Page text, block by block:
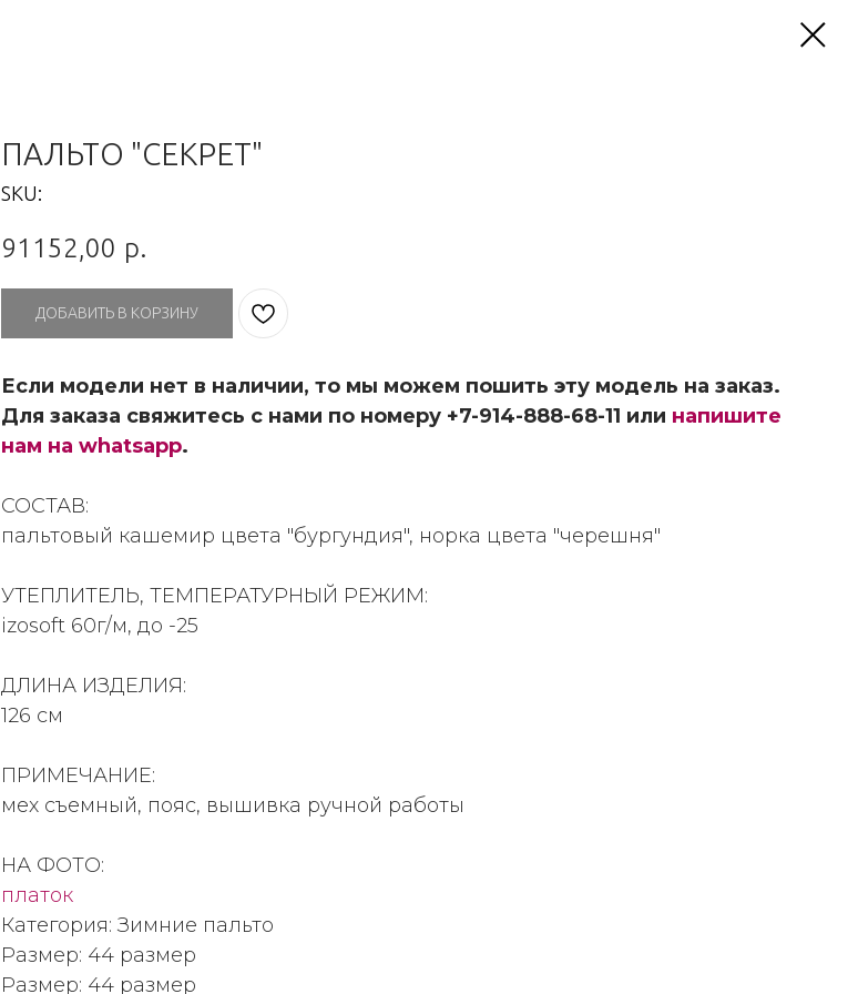
ПАЛЬТО "СЕКРЕТ"
SKU:
91152,00 р.
ДОБАВИТЬ В КОРЗИНУ
Если модели нет в наличии, то мы можем пошить эту модель на заказ.
Для заказа свяжитесь с нами по номеру +7-914-888-68-11 или напишите
нам на whatsapp.
СОСТАВ:
пальтовый кашемир цвета "бургундия", норка цвета "черешня"
УТЕПЛИТЕЛЬ, ТЕМПЕРАТУРНЫЙ РЕЖИМ:
izosoft 60г/м, до -25
ДЛИНА ИЗДЕЛИЯ:
126 см
ПРИМЕЧАНИЕ:
мех съемный, пояс, вышивка ручной работы
НА ФОТО:
платок
Категория: Зимние пальто
Размер: 44 размер
Размер: 44 размер